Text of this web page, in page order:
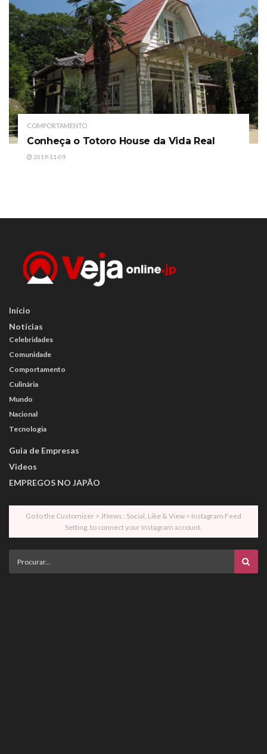
COMPORTAMENTO
Conheça o Totoro House da Vida Real
2019-11-09
Início
Notícias
Celebridades
Comunidade
Comportamento
Culinária
Mundo
Nacional
Tecnologia
Guia de Empresas
Videos
EMPREGOS NO JAPÃO
Go to the Customizer > JNews : Social, Like & View > Instagram Feed
Setting, to connect your Instagram account.